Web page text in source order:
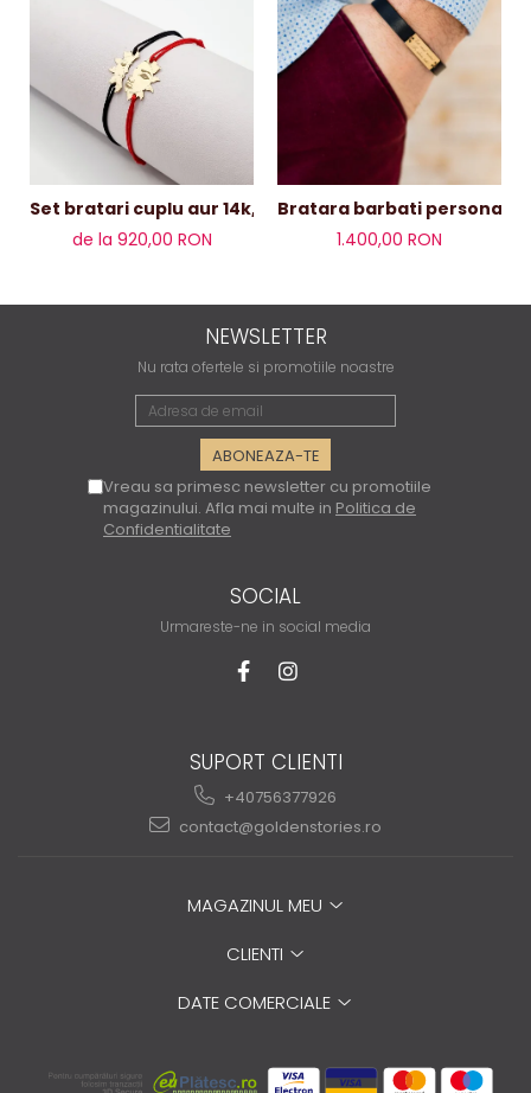
Set bratari cuplu aur 14k,soare
de la 920,00 RON
1.400,00 RON
NEWSLETTER
Nu rata ofertele si promotiile noastre
Vreau sa primesc newsletter cu promotiile
magazinului. Afla mai multe in Politica de
Confidentialitate
SOCIAL
Urmareste-ne in social media
SUPORT CLIENTI
+40756377926
contact@goldenstories.ro
MAGAZINUL MEU
CLIENTI
DATE COMERCIALE